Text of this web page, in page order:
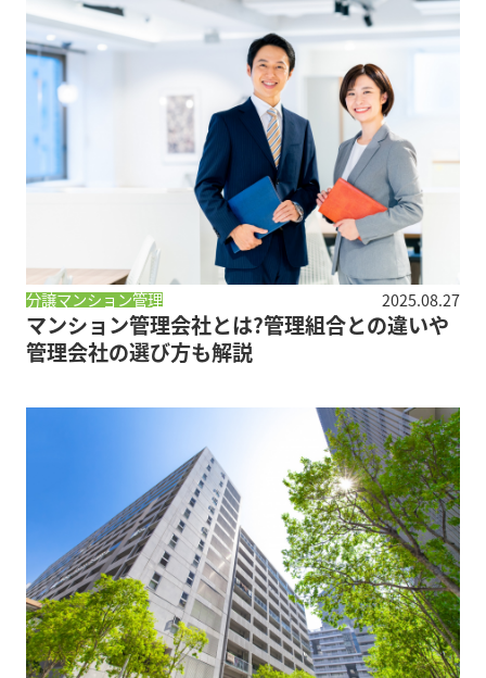
分譲マンション管理 2025.08.27
マンション管理会社とは?管理組合との違いや
管理会社の選び方も解説